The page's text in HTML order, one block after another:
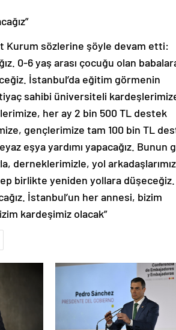
Kurum sözlerine şöyle devam etti:
0-6 yaş arası çocuğu olan
İstanbul’da eğitim görmenin
sahibi üniversiteli
her ay 2 bin 500 TL destek
gençlerimize tam 100 bin TL
eşya yardımı yapacağız. Bunun
derneklerimizle, yol
birlikte yeniden yollara düşeceğiz.
İstanbul’un her annesi, bizim
kardeşimiz olacak”